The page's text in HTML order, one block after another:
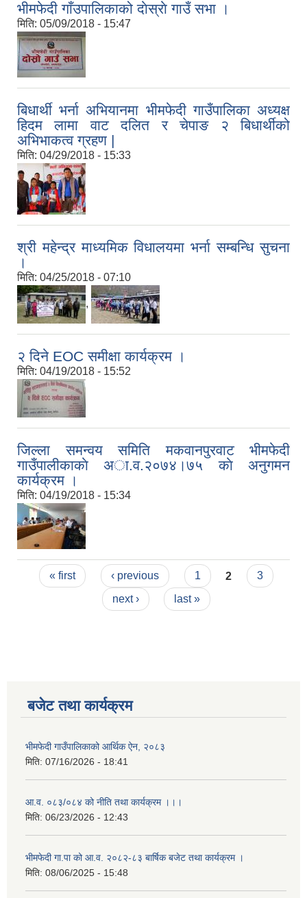
भीमफेदी गाँउपालिकाको दाेस्राे गाउँ सभा ।
मिति: 05/09/2018 - 15:47
बिधार्थी भर्ना अभियानमा भीमफेदी गाउँपालिका अध्यक्ष
हिदम लामा वाट दलित र चेपाङ २ बिधार्थीको
अभिभाकत्व ग्रहण |
मिति: 04/29/2018 - 15:33
श्री महेन्द्र माध्यमिक विधालयमा भर्ना सम्बन्धि सुचना
।
मिति: 04/25/2018 - 07:10
,
२ दिने EOC समीक्षा कार्यक्रम ।
मिति: 04/19/2018 - 15:52
जिल्ला समन्वय समिति मकवानपुरवाट भीमफेदी
गाउँपालीकाकाे अा.व.२०७४।७५ काे अनुगमन
कार्यक्रम ।
मिति: 04/19/2018 - 15:34
Pages
« first ‹ previous 1 2
3
next ›
last »
बजेट तथा कार्यक्रम
भीमफेदी गाउँपालिकाको आर्थिक ऐन, २०८३
मिति: 07/16/2026 - 18:41
आ.व. ०८३/०८४ को नीति तथा कार्यक्रम ।।।
मिति: 06/23/2026 - 12:43
भीमफेदी गा.पा को आ.व. २०८२-८३ बार्षिक बजेट तथा कार्यक्रम ।
मिति: 08/06/2025 - 15:48